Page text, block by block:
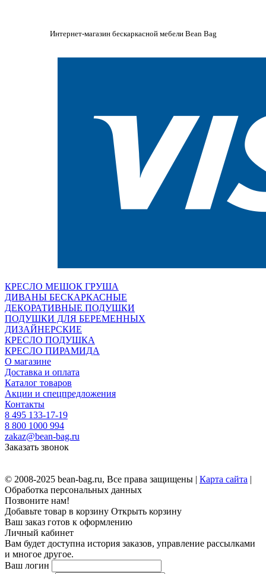
Интернет-магазин бескаркасной мебели Bean Bag
КРЕСЛО МЕШОК ГРУША
ДИВАНЫ БЕСКАРКАСНЫЕ
ДЕКОРАТИВНЫЕ ПОДУШКИ
ПОДУШКИ ДЛЯ БЕРЕМЕННЫХ
ДИЗАЙНЕРСКИЕ
КРЕСЛО ПОДУШКА
КРЕСЛО ПИРАМИДА
О магазине
Доставка и оплата
Каталог товаров
Акции и спецпредложения
Контакты
8 495 133-17-19
8 800 1000 994
zakaz@bean-bag.ru
Заказать звонок
© 2008-2025 bean-bag.ru, Все права защищены | Карта сайта |
Обработка персональных данных
Позвоните нам!
Добавьте товар в корзину Открыть корзину
Ваш заказ готов к оформлению
Личный кабинет
Вам будет доступна история заказов, управление рассылками
и многое другое.
Ваш логин